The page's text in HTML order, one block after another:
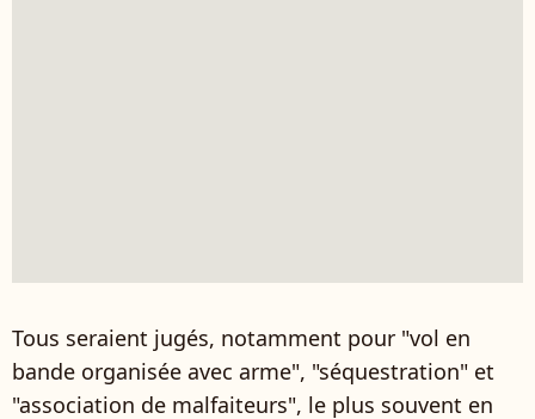
Tous seraient jugés, notamment pour "vol en
bande organisée avec arme", "séquestration" et
"association de malfaiteurs", le plus souvent en